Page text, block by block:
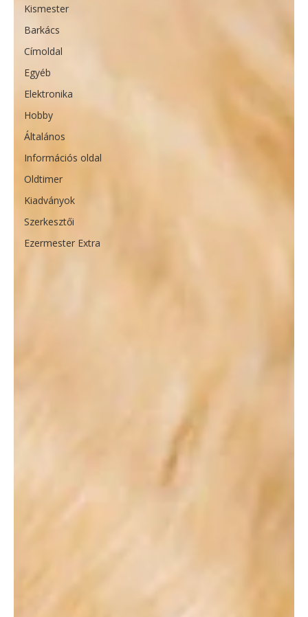
Kismester
Barkács
Címoldal
Egyéb
Elektronika
Hobby
Általános
Információs oldal
Oldtimer
Kiadványok
Szerkesztői
Ezermester Extra